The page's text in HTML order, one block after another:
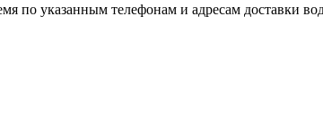
по указанным телефонам и адресам доставки